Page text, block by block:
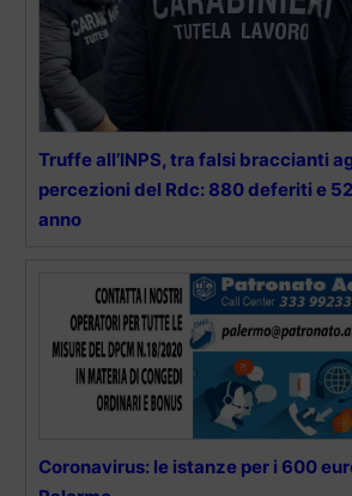
Truffe all’INPS, tra falsi braccianti
percezioni del Rdc: 880 deferiti e
anno
Coronavirus: le istanze per i 600